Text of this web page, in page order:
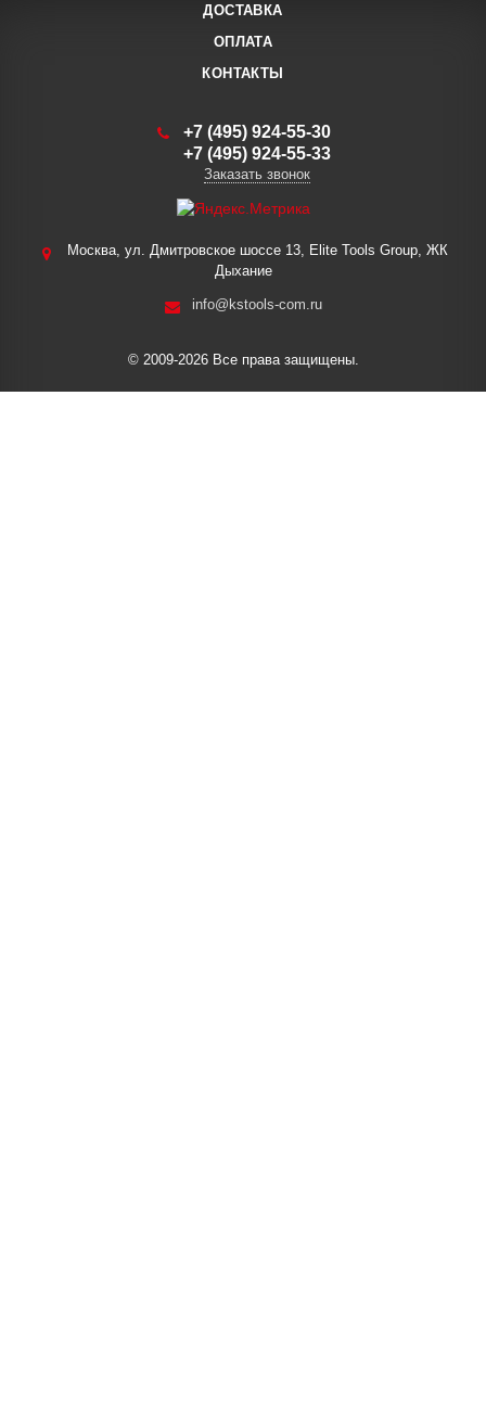
ДОСТАВКА
ОПЛАТА
КОНТАКТЫ
+7 (495) 924-55-30
+7 (495) 924-55-33
Заказать звонок
Москва, ул. Дмитровское шоссе 13, Elite Tools Group, ЖК
Дыхание
info@kstools-com.ru
© 2009-2026 Все права защищены.